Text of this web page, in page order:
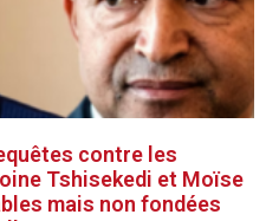
contre les
Tshisekedi et Moïse
mais non fondées